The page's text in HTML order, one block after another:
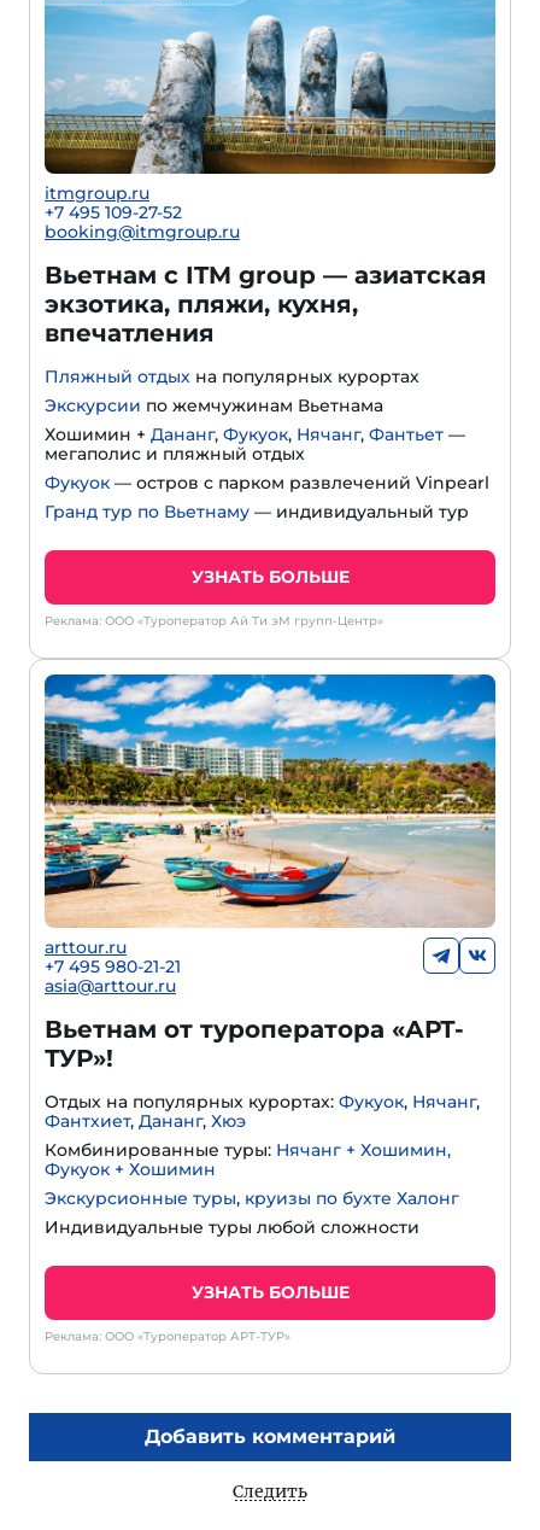
itmgroup.ru
+7 495 109-27-52
booking@itmgroup.ru
Вьетнам с ITM group — азиатская
экзотика, пляжи, кухня,
впечатления
Пляжный отдых на популярных курортах
Экскурсии по жемчужинам Вьетнама
Хошимин + Дананг, Фукуок, Нячанг, Фантьет —
мегаполис и пляжный отдых
Фукуок — остров с парком развлечений Vinpearl
Гранд тур по Вьетнаму — индивидуальный тур
УЗНАТЬ БОЛЬШЕ
Реклама: ООО «Туроператор Ай Ти эМ групп-Центр»
arttour.ru
+7 495 980-21-21
asia@arttour.ru
Вьетнам от туроператора «АРТ-
ТУР»!
Отдых на популярных курортах: Фукуок, Нячанг,
Фантхиет, Дананг, Хюэ
Комбинированные туры: Нячанг + Хошимин,
Фукуок + Хошимин
Экскурсионные туры, круизы по бухте Халонг
Индивидуальные туры любой сложности
УЗНАТЬ БОЛЬШЕ
Реклама: ООО «Туроператор АРТ-ТУР»
Добавить комментарий
Следить